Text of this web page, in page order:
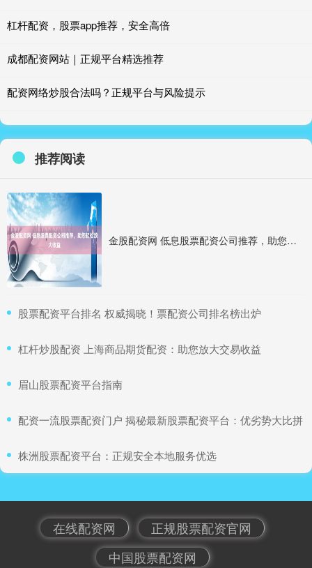
杠杆配资，股票app推荐，安全高倍
成都配资网站｜正规平台精选推荐
配资网络炒股合法吗？正规平台与风险提示
推荐阅读
金股配资网 低息股票配资公司推荐，助您轻松放大收益
​股票配资平台排名 权威揭晓！票配资公司排名榜出炉
​杠杆炒股配资 上海商品期货配资：助您放大交易收益
​眉山股票配资平台指南
​配资一流股票配资门户 揭秘最新股票配资平台：优劣势大比拼
​株洲股票配资平台：正规安全本地服务优选
在线配资网
正规股票配资官网
中国股票配资网